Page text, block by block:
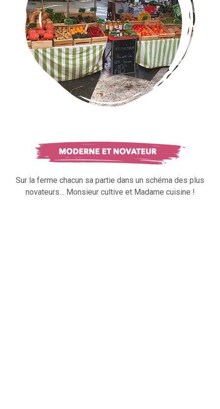
Sur la ferme chacun sa partie dans un schéma des plus
novateurs… Monsieur cultive et Madame cuisine !